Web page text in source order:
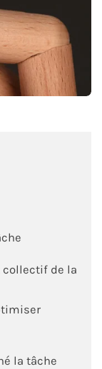
collectif de la
la tâche